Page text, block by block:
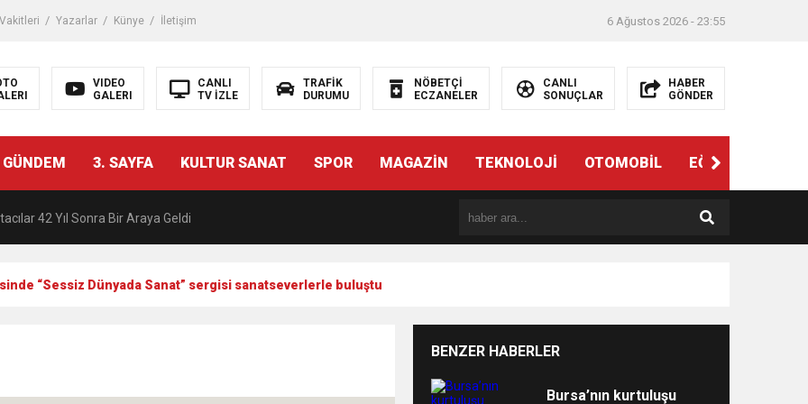
Yazarlar Künye İletişim 6 Ağustos 2026 - 23:55
VIDEO
GALERI
CANLI
TV İZLE
TRAFİK
DURUMU
NÖBETÇİ
ECZANELER
CANLI
SONUÇLAR
HABER
GÖNDER
3. SAYFA KULTUR SANAT SPOR MAGAZİN TEKNOLOJİ OTOMOBİL EĞİTİM
Tanıdığı İsim: Abdulrezak Kaldan Torbalı Yolunda
42 Yıl Sonra Bir Araya Geldi
“Sessiz Dünyada Sanat” sergisi sanatseverlerle buluştu
BENZER HABERLER
Bursa’nın kurtuluşu